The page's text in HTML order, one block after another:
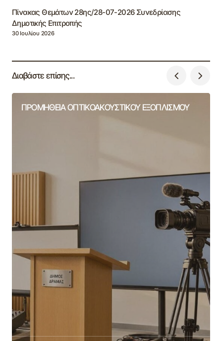
Πίνακας Θεμάτων 28ης/28-07-2026 Συνεδρίασης
Δημοτικής Επιτροπής
30 Ιουλίου 2026
Διαβάστε επίσης...
ΠΡΟΜΗΘΕΙΑ ΟΠΤΙΚΟΑΚΟΥΣΤΙΚΟΥ ΕΞΟΠΛΙΣΜΟΥ